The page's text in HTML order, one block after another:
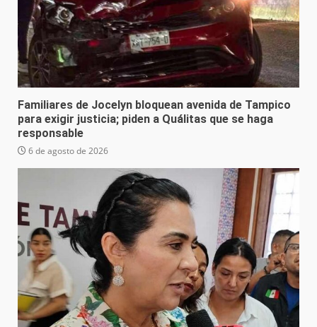
Familiares de Jocelyn bloquean avenida de Tampico
para exigir justicia; piden a Quálitas que se haga
responsable
6 de agosto de 2026